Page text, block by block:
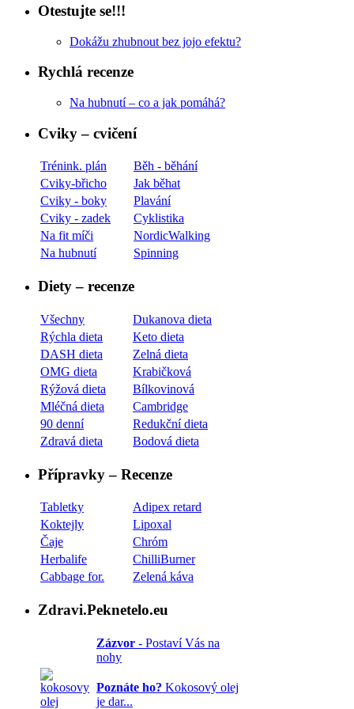
Otestujte se!!!
Dokážu zhubnout bez jojo efektu?
Rychlá recenze
Na hubnutí – co a jak pomáhá?
Cviky – cvičení
Trénink. plán
Běh - běhání
Cviky-břicho
Jak běhat
Cviky - boky
Plavání
Cviky - zadek
Cyklistika
Na fit míči
NordicWalking
Na hubnutí
Spinning
Diety – recenze
Všechny
Dukanova dieta
Rýchla dieta
Keto dieta
DASH dieta
Zelná dieta
OMG dieta
Krabičková
Rýžová dieta
Bílkovinová
Mléčná dieta
Cambridge
90 denní
Redukční dieta
Zdravá dieta
Bodová dieta
Přípravky – Recenze
Tabletky
Adipex retard
Koktejly
Lipoxal
Čaje
Chróm
Herbalife
ChilliBurner
Cabbage for.
Zelená káva
Zdravi.Peknetelo.eu
Zázvor - Postaví Vás na
nohy
Poznáte ho? Kokosový olej
je dar...